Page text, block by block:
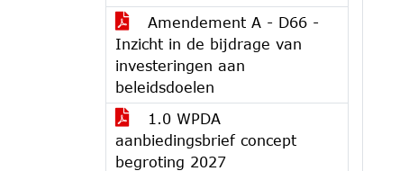
Amendement A - D66 -
Inzicht in de bijdrage van
investeringen aan
beleidsdoelen
1.0 WPDA
aanbiedingsbrief concept
begroting 2027